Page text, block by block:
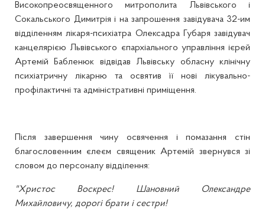
Високопреосвященного митрополита Львівського і
Сокальського Димитрія і на запрошення завідувача 32-им
відділенням лікаря-психіатра Олексадра Губаря завідувач
канцелярією Львівського єпархіального управління ієрей
Артемій Бабленюк відвідав Львівську обласну клінічну
психіатричну лікарню та освятив її нові лікувально-
профілактичні та адміністративні приміщення.
Після завершення чину освячення і помазання стін
благословенним єлеєм священик Артемій звернувся зі
словом до персоналу відділення:
"Христос Воскрес! Шановний Олександре
Михайловичу, дорогі брати і сестри!